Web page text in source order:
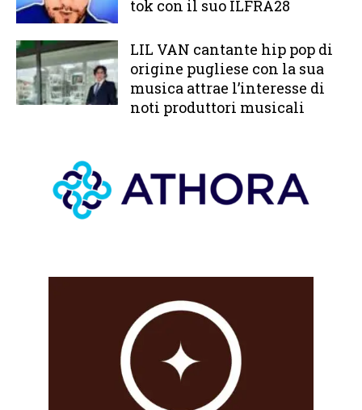
tok con il suo ILFRA28
LIL VAN cantante hip pop di
origine pugliese con la sua
musica attrae l’interesse di
noti produttori musicali